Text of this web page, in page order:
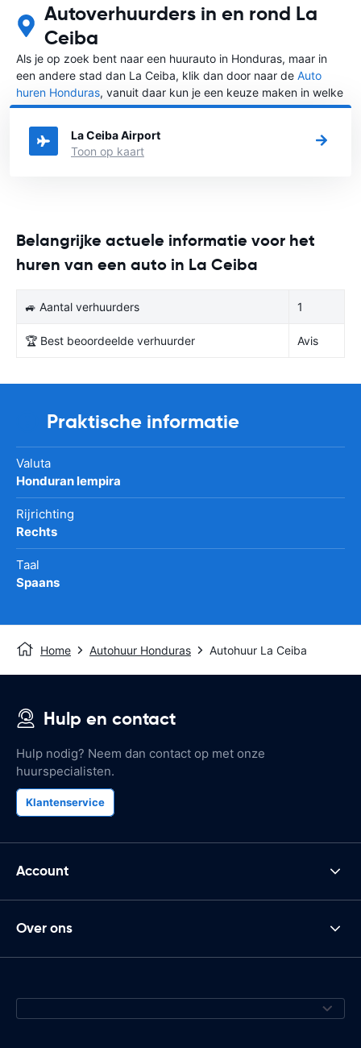
Autoverhuurders in en rond La
Ceiba
Als je op zoek bent naar een huurauto in Honduras, maar in
een andere stad dan La Ceiba, klik dan door naar de Auto
huren Honduras, vanuit daar kun je een keuze maken in welke
stad in Honduras je een auto huren wilt.
La Ceiba Airport
Toon op kaart
Belangrijke actuele informatie voor het
huren van een auto in La Ceiba
🚙 Aantal verhuurders 1
🏆 Best beoordeelde verhuurder Avis
Praktische informatie
Valuta
Honduran lempira
Rijrichting
Rechts
Taal
Spaans
Home Autohuur Honduras Autohuur La Ceiba
Hulp en contact
Hulp nodig? Neem dan contact op met onze
huurspecialisten.
Klantenservice
Account
Over ons